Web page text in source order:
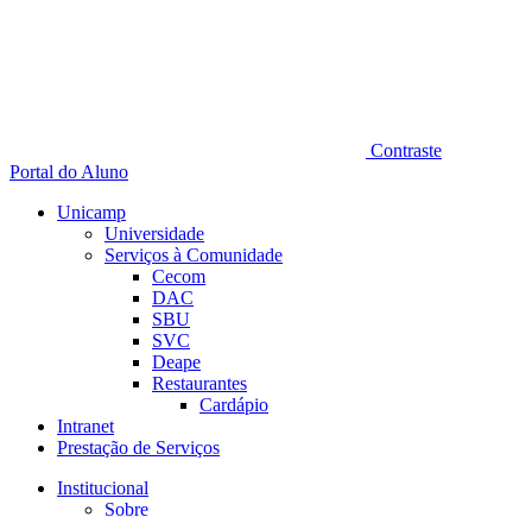
Contraste
Portal do Aluno
Unicamp
Universidade
Serviços à Comunidade
Cecom
DAC
SBU
SVC
Deape
Restaurantes
Cardápio
Intranet
Prestação de Serviços
Institucional
Sobre